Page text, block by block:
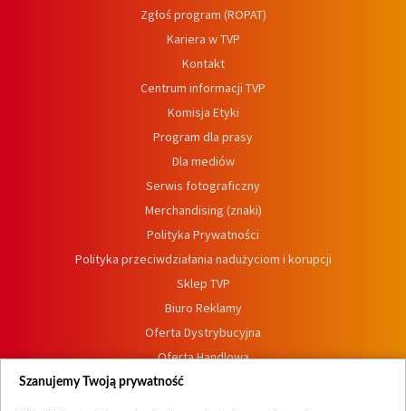
Zgłoś program (ROPAT)
Kariera w TVP
Kontakt
Centrum informacji TVP
Komisja Etyki
Program dla prasy
Dla mediów
Serwis fotograficzny
Merchandising (znaki)
Polityka Prywatności
Polityka przeciwdziałania nadużyciom i korupcji
Sklep TVP
Biuro Reklamy
Oferta Dystrybucyjna
Oferta Handlowa
Dostępność
Szanujemy Twoją prywatność